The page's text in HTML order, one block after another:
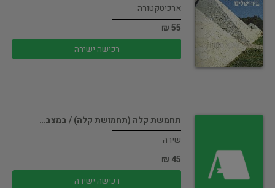
ארכיטקטורה
55 ₪
רכישה ישירה
תחמשת קלה (תחמושת קלה) / במצב…
שירה
45 ₪
רכישה ישירה